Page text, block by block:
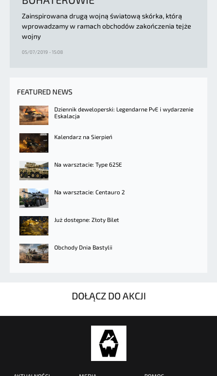
Zainspirowana drugą wojną światową skórka, którą
wprowadzamy w ramach obchodów zakończenia tejże
wojny
05/07/2019 - 15:08
FEATURED NEWS
Dziennik deweloperski: Legendarne PvE i wydarzenie
Eskalacja
Kalendarz na Sierpień
Na warsztacie: Type 625E
Na warsztacie: Centauro 2
Już dostępne: Złoty Bilet
Obchody Dnia Bastylii
DOŁĄCZ DO AKCJI